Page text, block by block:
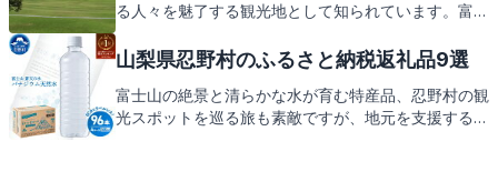
る人々を魅了する観光地として知られています。富士
はの特産品が満載です。この記事では、南部町の地域
山梨県忍野村のふるさと納税返礼品9選
富士山の絶景と清らかな水が育む特産品、忍野村の観
光スポットを巡る旅も素敵ですが、地元を支援するふ